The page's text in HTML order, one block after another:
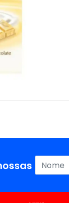
ofertas!